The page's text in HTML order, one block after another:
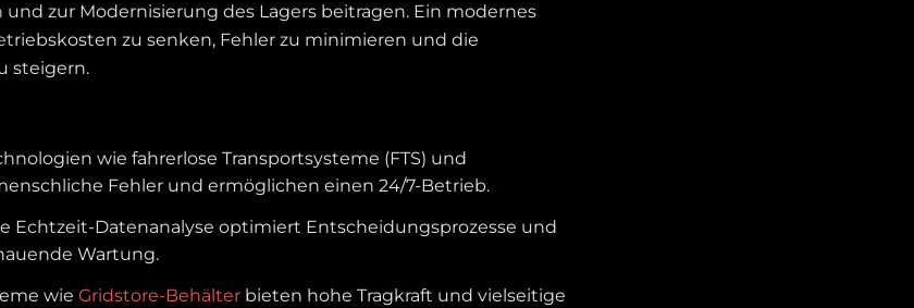
und zur Modernisierung des Lagers beitragen. Ein modernes
zu senken, Fehler zu minimieren und die
steigern.
wie fahrerlose Transportsysteme (FTS) und
Fehler und ermöglichen einen 24/7-Betrieb.
Echtzeit-Datenanalyse optimiert Entscheidungsprozesse und
Wartung.
wie Gridstore-Behälterbieten hohe Tragkraft und vielseitige